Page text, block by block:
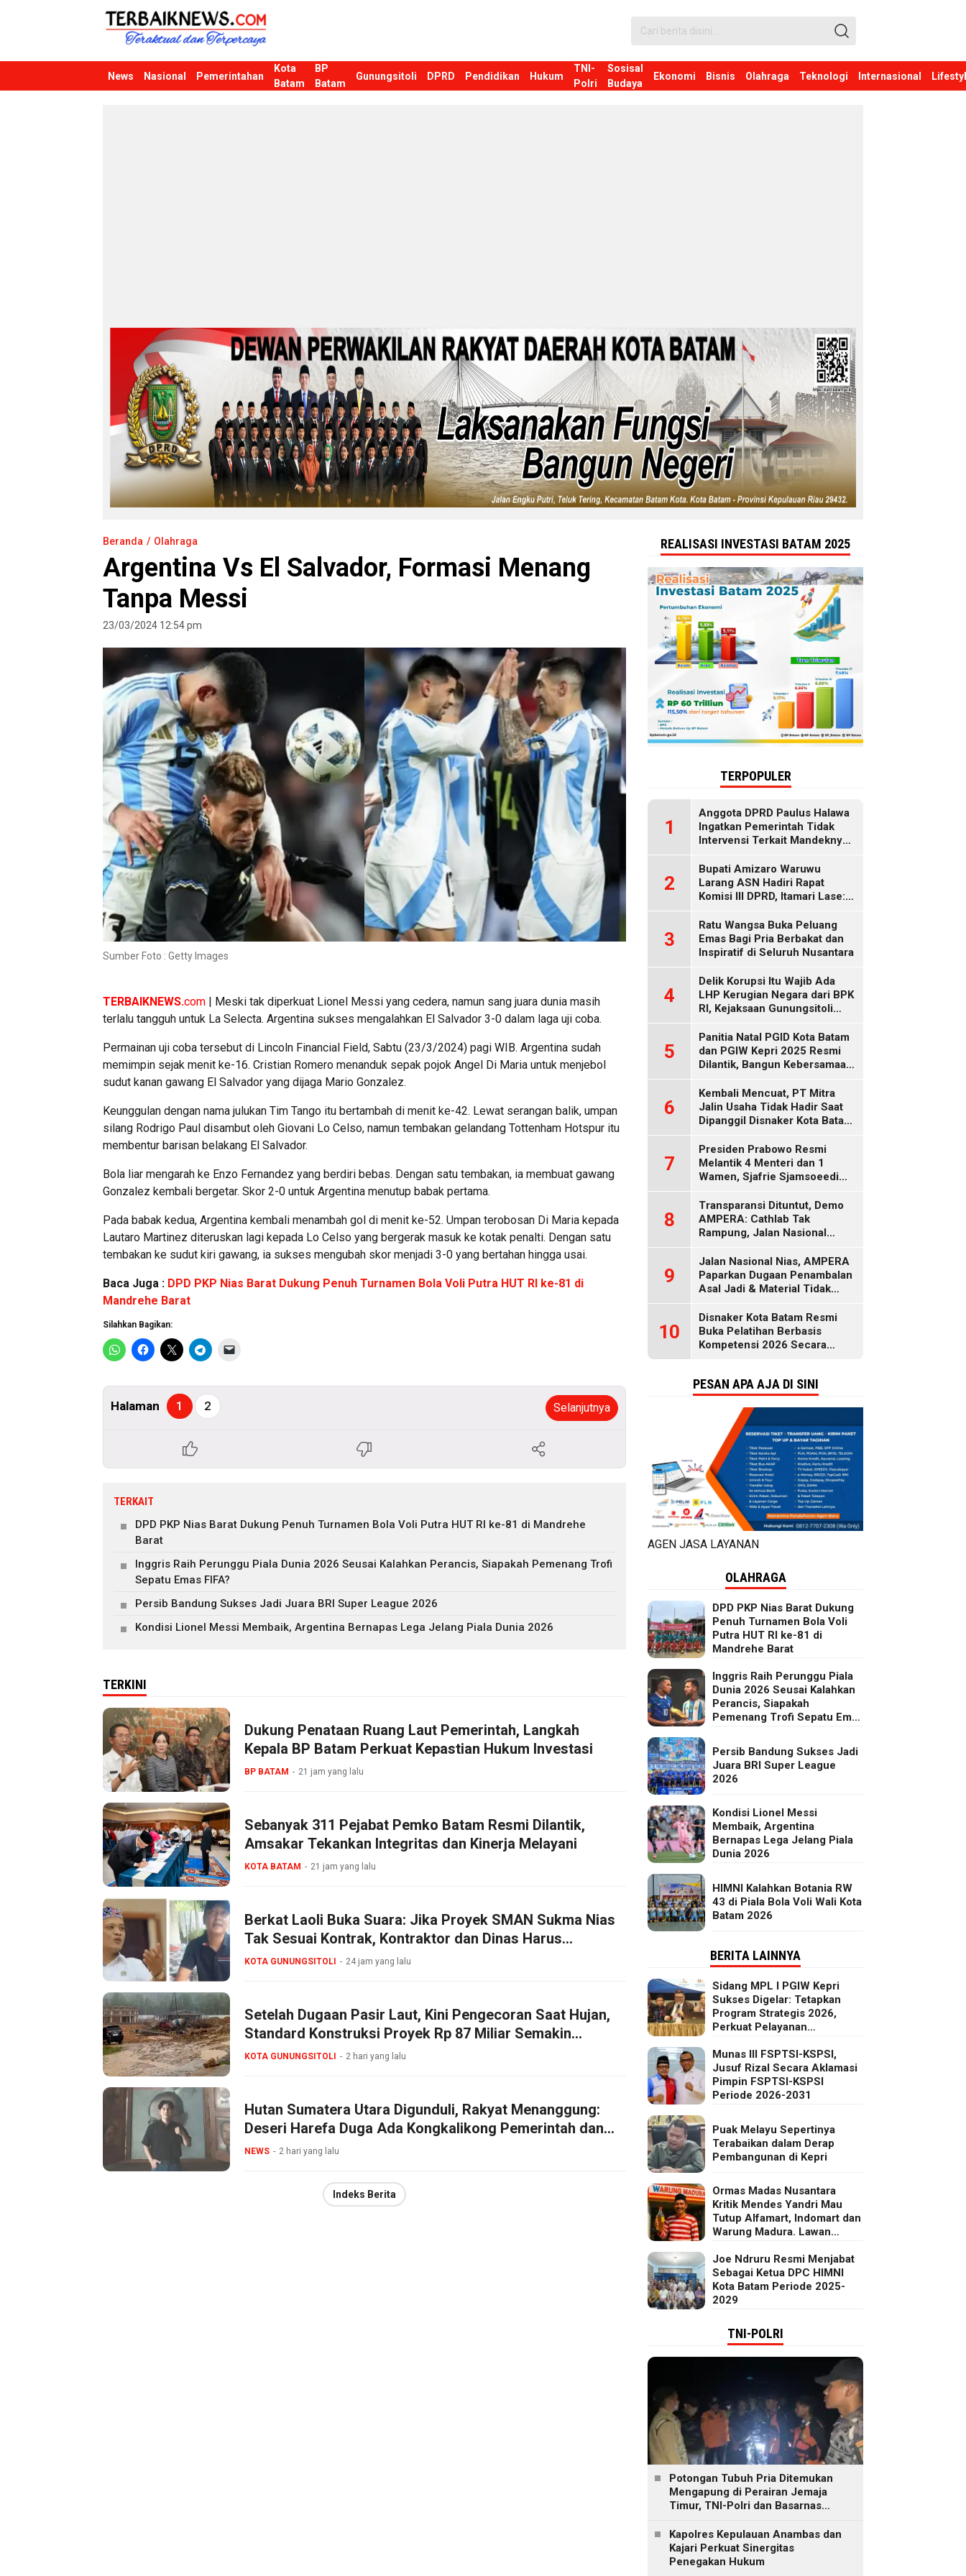
Terbaiknews
Teraktual dan Terpercaya
News Nasional Pemerintahan
Kota
Batam
BP
Batam
Gunungsitoli DPRD Pendidikan Hukum
TNI-
Polri
Sosisal
Budaya
Ekonomi Bisnis Olahraga Teknologi Internasional
Beranda Olahraga
Argentina Vs El Salvador, Formasi Menang
Tanpa Messi
23/03/2024 12:54 pm
Sumber Foto : Getty Images
TERBAIKNEWS.com | Meski tak diperkuat Lionel Messi yang cedera, namun sang juara dunia masih
terlalu tangguh untuk La Selecta. Argentina sukses mengalahkan El Salvador 3-0 dalam laga uji coba.
Permainan uji coba tersebut di Lincoln Financial Field, Sabtu (23/3/2024) pagi WIB. Argentina sudah
memimpin sejak menit ke-16. Cristian Romero menanduk sepak pojok Angel Di Maria untuk menjebol
sudut kanan gawang El Salvador yang dijaga Mario Gonzalez.
Keunggulan dengan nama julukan Tim Tango itu bertambah di menit ke-42. Lewat serangan balik, umpan
silang Rodrigo Paul disambut oleh Giovani Lo Celso, namun tembakan gelandang Tottenham Hotspur itu
membentur barisan belakang El Salvador.
Bola liar mengarah ke Enzo Fernandez yang berdiri bebas. Dengan satu tembakan, ia membuat gawang
Gonzalez kembali bergetar. Skor 2-0 untuk Argentina menutup babak pertama.
Pada babak kedua, Argentina kembali menambah gol di menit ke-52. Umpan terobosan Di Maria kepada
Lautaro Martinez diteruskan lagi kepada Lo Celso yang bergerak masuk ke kotak penalti. Dengan satu
tembakan ke sudut kiri gawang, ia sukses mengubah skor menjadi 3-0 yang bertahan hingga usai.
Baca Juga : DPD PKP Nias Barat Dukung Penuh Turnamen Bola Voli Putra HUT RI ke-81 di
Mandrehe Barat
Silahkan Bagikan:
Halaman 1 2 Selanjutnya
TERKAIT
DPD PKP Nias Barat Dukung Penuh Turnamen Bola Voli Putra HUT RI ke-81 di Mandrehe
Barat
Inggris Raih Perunggu Piala Dunia 2026 Seusai Kalahkan Perancis, Siapakah Pemenang Trofi
Sepatu Emas FIFA?
Persib Bandung Sukses Jadi Juara BRI Super League 2026
Kondisi Lionel Messi Membaik, Argentina Bernapas Lega Jelang Piala Dunia 2026
TERKINI
Dukung Penataan Ruang Laut Pemerintah, Langkah
Kepala BP Batam Perkuat Kepastian Hukum Investasi
BP BATAM 21 jam yang lalu
Sebanyak 311 Pejabat Pemko Batam Resmi Dilantik,
Amsakar Tekankan Integritas dan Kinerja Melayani
KOTA BATAM 21 jam yang lalu
Berkat Laoli Buka Suara: Jika Proyek SMAN Sukma Nias
Tak Sesuai Kontrak, Kontraktor dan Dinas Harus
Bertanggung Jawab!
KOTA GUNUNGSITOLI 24 jam yang lalu
Setelah Dugaan Pasir Laut, Kini Pengecoran Saat Hujan,
Standard Konstruksi Proyek Rp 87 Miliar Semakin
Dipertaruhkan
KOTA GUNUNGSITOLI 2 hari yang lalu
Hutan Sumatera Utara Digunduli, Rakyat Menanggung:
Deseri Harefa Duga Ada Kongkalikong Pemerintah dan
Pengusaha
NEWS 2 hari yang lalu
Indeks Berita
REALISASI INVESTASI BATAM 2025
TERPOPULER
1
Anggota DPRD Paulus Halawa
Ingatkan Pemerintah Tidak
Intervensi Terkait Mandeknya
2
Bupati Amizaro Waruwu
Larang ASN Hadiri Rapat
Komisi III DPRD, Itamari Lase:
Parliament
3
Ratu Wangsa Buka Peluang
Emas Bagi Pria Berbakat dan
Inspiratif di Seluruh Nusantara
4
Delik Korupsi Itu Wajib Ada
LHP Kerugian Negara dari BPK
RI, Kejaksaan Gunungsitoli
5
Panitia Natal PGID Kota Batam
dan PGIW Kepri 2025 Resmi
Dilantik, Bangun Kebersamaan
Oikumenis
6
Kembali Mencuat, PT Mitra
Jalin Usaha Tidak Hadir Saat
Dipanggil Disnaker Kota Batam
7
Presiden Prabowo Resmi
Melantik 4 Menteri dan 1
Wamen, Sjafrie Sjamsoeedi
Gantikan Budi Gunawan
8
Transparansi Dituntut, Demo
AMPERA: Cathlab Tak
Rampung, Jalan Nasional
9
Jalan Nasional Nias, AMPERA
Paparkan Dugaan Penambalan
Asal Jadi & Material Tidak
10
Disnaker Kota Batam Resmi
Buka Pelatihan Berbasis
Kompetensi 2026 Secara
PESAN APA AJA DI SINI
AGEN JASA LAYANAN
OLAHRAGA
DPD PKP Nias Barat Dukung
Penuh Turnamen Bola Voli
Putra HUT RI ke-81 di
Mandrehe Barat
Inggris Raih Perunggu Piala
Dunia 2026 Seusai Kalahkan
Perancis, Siapakah
Pemenang Trofi Sepatu Emas
Persib Bandung Sukses Jadi
Juara BRI Super League
2026
Kondisi Lionel Messi
Membaik, Argentina
Bernapas Lega Jelang Piala
Dunia 2026
HIMNI Kalahkan Botania RW
43 di Piala Bola Voli Wali Kota
Batam 2026
BERITA LAINNYA
Sidang MPL I PGIW Kepri
Sukses Digelar: Tetapkan
Program Strategis 2026,
Perkuat Pelayanan
Sosial
Munas III FSPTSI-KSPSI,
Jusuf Rizal Secara Aklamasi
Pimpin FSPTSI-KSPSI
Periode 2026-2031
Puak Melayu Sepertinya
Terabaikan dalam Derap
Pembangunan di Kepri
Ormas Madas Nusantara
Kritik Mendes Yandri Mau
Tutup Alfamart, Indomart dan
Warung Madura. Lawan
Joe Ndruru Resmi Menjabat
Sebagai Ketua DPC HIMNI
Kota Batam Periode 2025-
2029
TNI-POLRI
Potongan Tubuh Pria Ditemukan
Mengapung di Perairan Jemaja
Timur, TNI-Polri dan Basarnas
Kapolres Kepulauan Anambas dan
Kajari Perkuat Sinergitas
Penegakan Hukum